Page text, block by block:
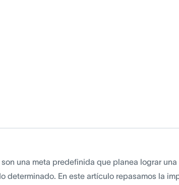
una meta predefinida que planea lograr una
determinado. En este artículo repasamos la